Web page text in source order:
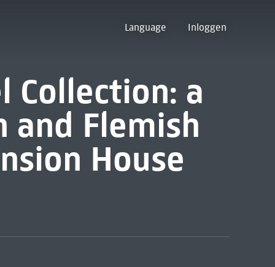
Language Inloggen
Collection: a
and Flemish
House